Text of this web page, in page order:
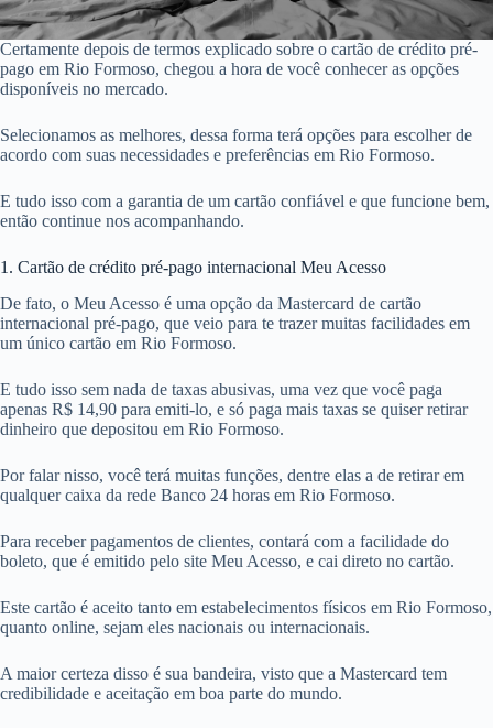
Certamente depois de termos explicado sobre o cartão de crédito pré-
pago em Rio Formoso, chegou a hora de você conhecer as opções
disponíveis no mercado.
Selecionamos as melhores, dessa forma terá opções para escolher de
acordo com suas necessidades e preferências em Rio Formoso.
E tudo isso com a garantia de um cartão confiável e que funcione bem,
então continue nos acompanhando.
1. Cartão de crédito pré-pago internacional Meu Acesso
De fato, o Meu Acesso é uma opção da Mastercard de cartão
internacional pré-pago, que veio para te trazer muitas facilidades em
um único cartão em Rio Formoso.
E tudo isso sem nada de taxas abusivas, uma vez que você paga
apenas R$ 14,90 para emiti-lo, e só paga mais taxas se quiser retirar
dinheiro que depositou em Rio Formoso.
Por falar nisso, você terá muitas funções, dentre elas a de retirar em
qualquer caixa da rede Banco 24 horas em Rio Formoso.
Para receber pagamentos de clientes, contará com a facilidade do
boleto, que é emitido pelo site Meu Acesso, e cai direto no cartão.
Este cartão é aceito tanto em estabelecimentos físicos em Rio Formoso,
quanto online, sejam eles nacionais ou internacionais.
A maior certeza disso é sua bandeira, visto que a Mastercard tem
credibilidade e aceitação em boa parte do mundo.